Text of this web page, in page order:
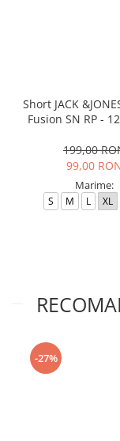
Short JACK
Fusion SN RP -
199,00
99,00
Marime:
S M L XL
-27%